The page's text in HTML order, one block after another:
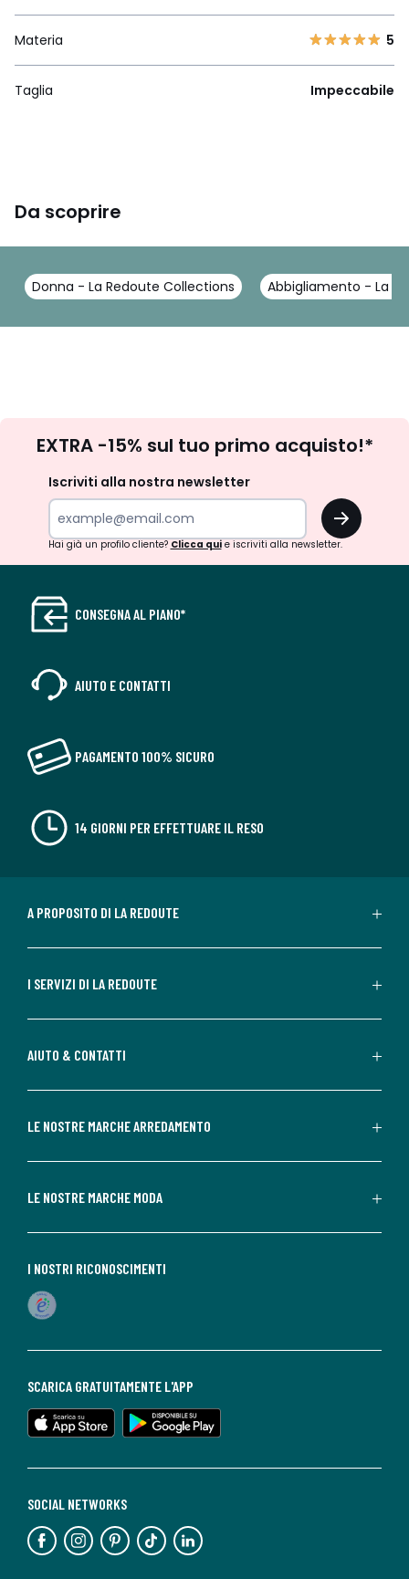
Materia 5
Taglia Impeccabile
Da scoprire
Donna - La Redoute Collections Abbigliamento - La
newsletter
EXTRA -15% sul tuo primo acquisto!*
Iscriviti alla nostra newsletter
OK
Hai già un profilo cliente?Clicca quie iscriviti alla newsletter.
CONSEGNA AL PIANO*
AIUTO E CONTATTI
PAGAMENTO 100% SICURO
14 GIORNI PER EFFETTUARE IL RESO
A PROPOSITO DI LA REDOUTE
I SERVIZI DI LA REDOUTE
AIUTO & CONTATTI
LE NOSTRE MARCHE ARREDAMENTO
LE NOSTRE MARCHE MODA
SOCIAL NETWORKS
SCARICA GRATUITAMENTE L'APP
I NOSTRI RICONOSCIMENTI